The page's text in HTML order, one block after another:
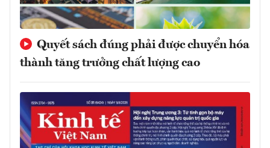
Quyết sách đúng phải được chuyển hóa
thành tăng trưởng chất lượng cao